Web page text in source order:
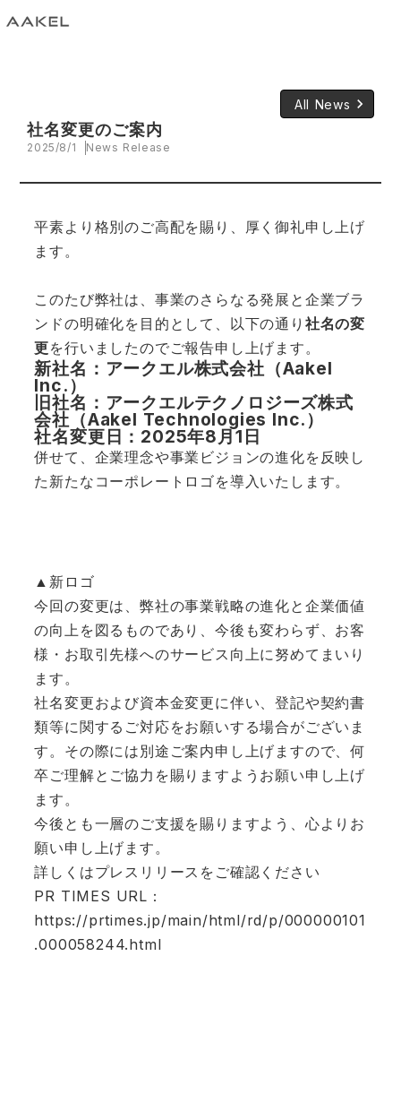
All News keyboard_arrow_right
社名変更のご案内
2025/8/1 News Release
平素より格別のご高配を賜り、厚く御礼申し上げ
ます。
このたび弊社は、事業のさらなる発展と企業ブラ
ンドの明確化を目的として、以下の通り 社名の変
更を行いましたのでご報告申し上げます。
新社名：アークエル株式会社（Aakel
Inc.）
旧社名：アークエルテクノロジーズ株式
会社（Aakel Technologies Inc.）
社名変更日：2025年8月1日
併せて、企業理念や事業ビジョンの進化を反映し
た新たなコーポレートロゴを導入いたします。
▲新ロゴ
今回の変更は、弊社の事業戦略の進化と企業価値
の向上を図るものであり、今後も変わらず、お客
様・お取引先様へのサービス向上に努めてまいり
ます。
社名変更および資本金変更に伴い、登記や契約書
類等に関するご対応をお願いする場合がございま
す。その際には別途ご案内申し上げますので、何
卒ご理解とご協力を賜りますようお願い申し上げ
ます。
今後とも一層のご支援を賜りますよう、心よりお
願い申し上げます。
詳しくはプレスリリースをご確認ください
PR TIMES URL：
https://prtimes.jp/main/html/rd/p/000000101
.000058244.html